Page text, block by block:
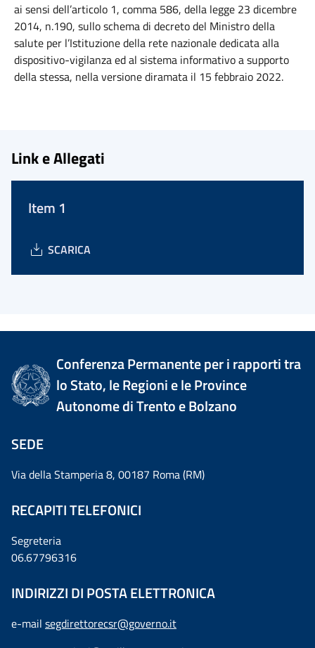
ai sensi dell’articolo 1, comma 586, della legge 23 dicembre
2014, n.190, sullo schema di decreto del Ministro della
salute per l’Istituzione della rete nazionale dedicata alla
dispositivo-vigilanza ed al sistema informativo a supporto
della stessa, nella versione diramata il 15 febbraio 2022.
Link e Allegati
Item 1
SCARICA
Conferenza Permanente per i rapporti tra
lo Stato, le Regioni e le Province
Autonome di Trento e Bolzano
SEDE
Via della Stamperia 8, 00187 Roma (RM)
RECAPITI TELEFONICI
Segreteria
06.67796316
INDIRIZZI DI POSTA ELETTRONICA
e-mail segdirettorecsr@governo.it